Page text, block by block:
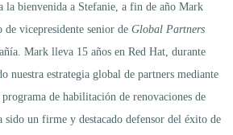
la bienvenida a Stefanie, a fin de año Mark
vicepresidente senior de Global Partners
Mark lleva 15 años en Red Hat, durante
nuestra estrategia global de partners mediante
de habilitación de renovaciones de
sido un firme y destacado defensor del éxito de